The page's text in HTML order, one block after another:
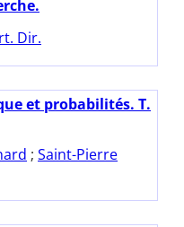
Dir.
et probabilités. T.
; Saint-Pierre